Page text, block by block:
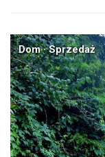
Dom · Sprzedaż